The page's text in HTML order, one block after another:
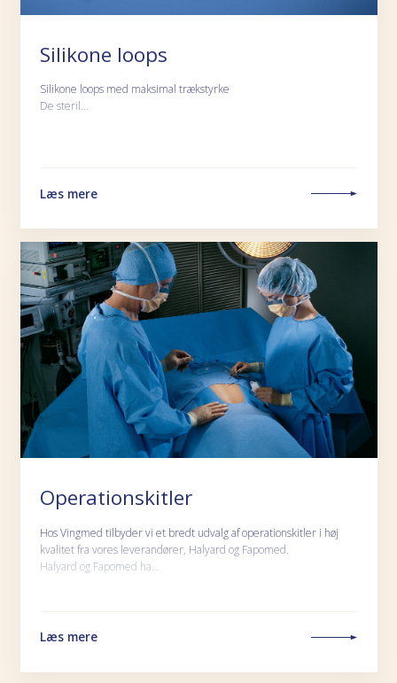
Silikone loops
Silikone loops med maksimal trækstyrke
De steril…
Læs mere
Operationskitler
Hos Vingmed tilbyder vi et bredt udvalg af operationskitler i høj
kvalitet fra vores leverandører, Halyard og Fapomed.
Halyard og Fapomed ha…
Læs mere